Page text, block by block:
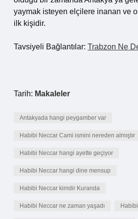
yaymak isteyen elçilere inanan ve
ilk kişidir.
Tavsiyeli Bağlantılar: Trabzon Ne
Tarih: Makaleler
Antakyada hangi peygamber var
Habibi Neccar Cami ismini nereden almıştır
Habibi Neccar hangi ayette geçiyor
Habibi Neccar hangi dine mensup
Habibi Neccar kimdir Kuranda
Habibi Neccar ne zaman yaşadı